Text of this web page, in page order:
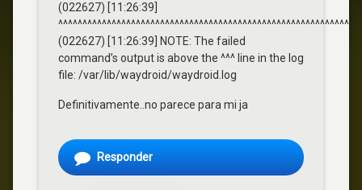
(022627) [11:26:39]
(022627) [11:26:39] NOTE: The failed
command’s output is above the ^^^ line in the log
file: /var/lib/waydroid/waydroid.log
Definitivamente..no parece para mi ja
Responder